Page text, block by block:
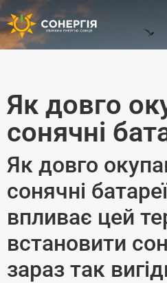
Як довго
сонячні
Як довго
сонячні
впливає цей
встановити
зараз так